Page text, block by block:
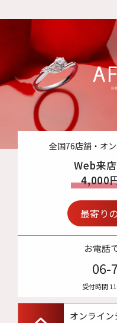
全国76店舗・オ
Web来
4,000
最寄り
お電話
06-
受付時間
オンライ